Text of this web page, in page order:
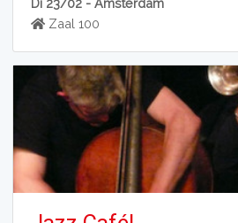
Di 23/02 -Amsterdam
Zaal 100